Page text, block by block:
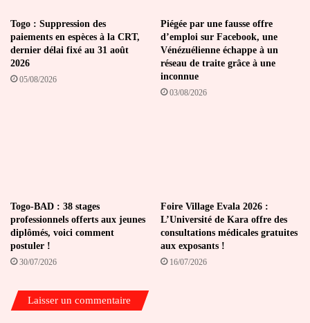
Togo : Suppression des
paiements en espèces à la CRT,
dernier délai fixé au 31 août
2026
05/08/2026
Piégée par une fausse offre
d’emploi sur Facebook, une
Vénézuélienne échappe à un
réseau de traite grâce à une
inconnue
03/08/2026
Togo-BAD : 38 stages
professionnels offerts aux jeunes
diplômés, voici comment
postuler !
30/07/2026
Foire Village Evala 2026 :
L’Université de Kara offre des
consultations médicales gratuites
aux exposants !
16/07/2026
Laisser un commentaire